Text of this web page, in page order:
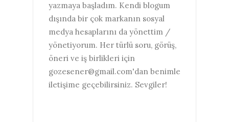
yazmaya başladım. Kendi blogum
dışında bir çok markanın sosyal
medya hesaplarını da yönettim /
yönetiyorum. Her türlü soru, görüş,
öneri ve iş birlikleri için
gozesener@gmail.com'dan benimle
iletişime geçebilirsiniz. Sevgiler!